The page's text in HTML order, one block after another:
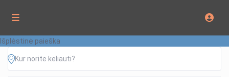
Išplėstinė paieška